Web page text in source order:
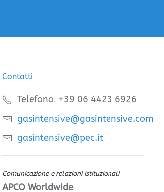
Contatti
Telefono: +39 06 4423 6926
gasintensive@gasintensive.com
gasintensive@pec.it
Comunicazione e relazioni istituzionali
APCO Worldwide